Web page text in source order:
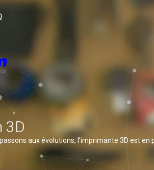
3D
aux évolutions, l’imprimante 3D est